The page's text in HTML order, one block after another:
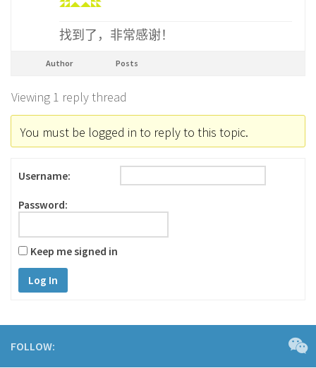
找到了，非常感谢！
Author Posts
Viewing 1 reply thread
You must be logged in to reply to this topic.
Username:
Password:
Keep me signed in
Log In
FOLLOW: